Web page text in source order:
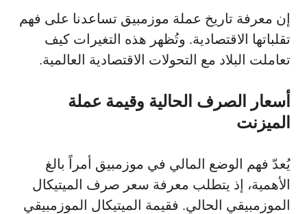
إن معرفة تاريخ عملة موزمبيق تساعدنا على فهم
تقلباتها الاقتصادية. وتُظهر هذه التغيرات كيف
تعاملت البلاد مع التحولات الاقتصادية العالمية.
أسعار الصرف الحالية وقيمة عملة
الميزنت
يُعدّ فهم الوضع المالي في موزمبيق أمراً بالغ
الأهمية، إذ يتطلب معرفة سعر صرف الميتيكال
الموزمبيقي الحالي. فقيمة الميتيكال الموزمبيقي